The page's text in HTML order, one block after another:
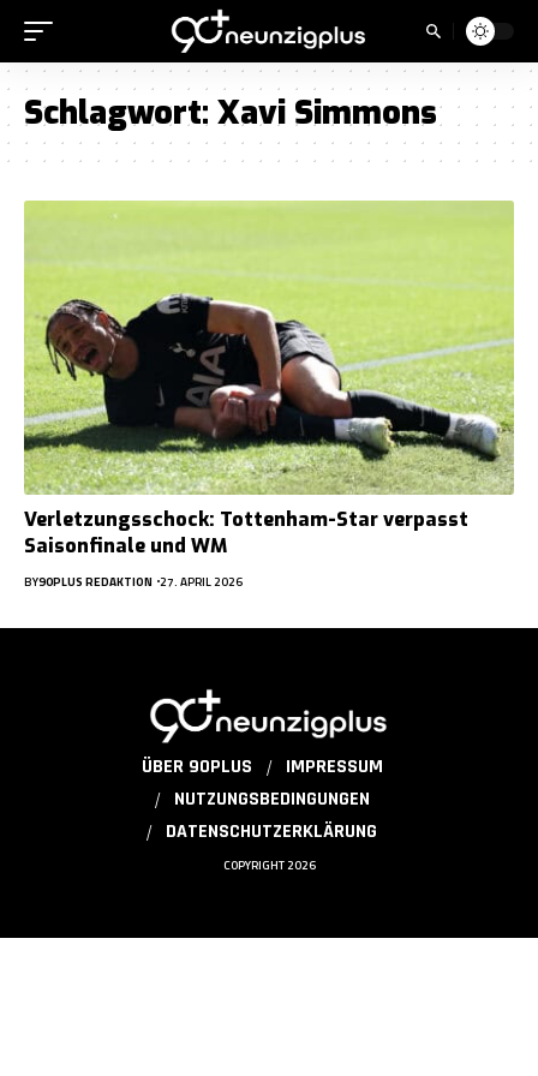
Schlagwort: Xavi Simmons
Verletzungsschock: Tottenham-Star verpasst
Saisonfinale und WM
BY90PLUS REDAKTION 27. APRIL 2026
ÜBER 90PLUS
IMPRESSUM
NUTZUNGSBEDINGUNGEN
DATENSCHUTZERKLÄRUNG
COPYRIGHT 2026